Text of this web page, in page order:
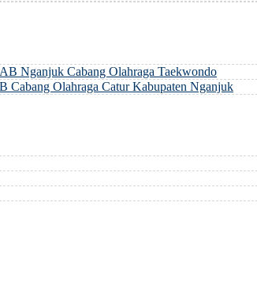
Nganjuk Cabang Olahraga Taekwondo
Cabang Olahraga Catur Kabupaten Nganjuk